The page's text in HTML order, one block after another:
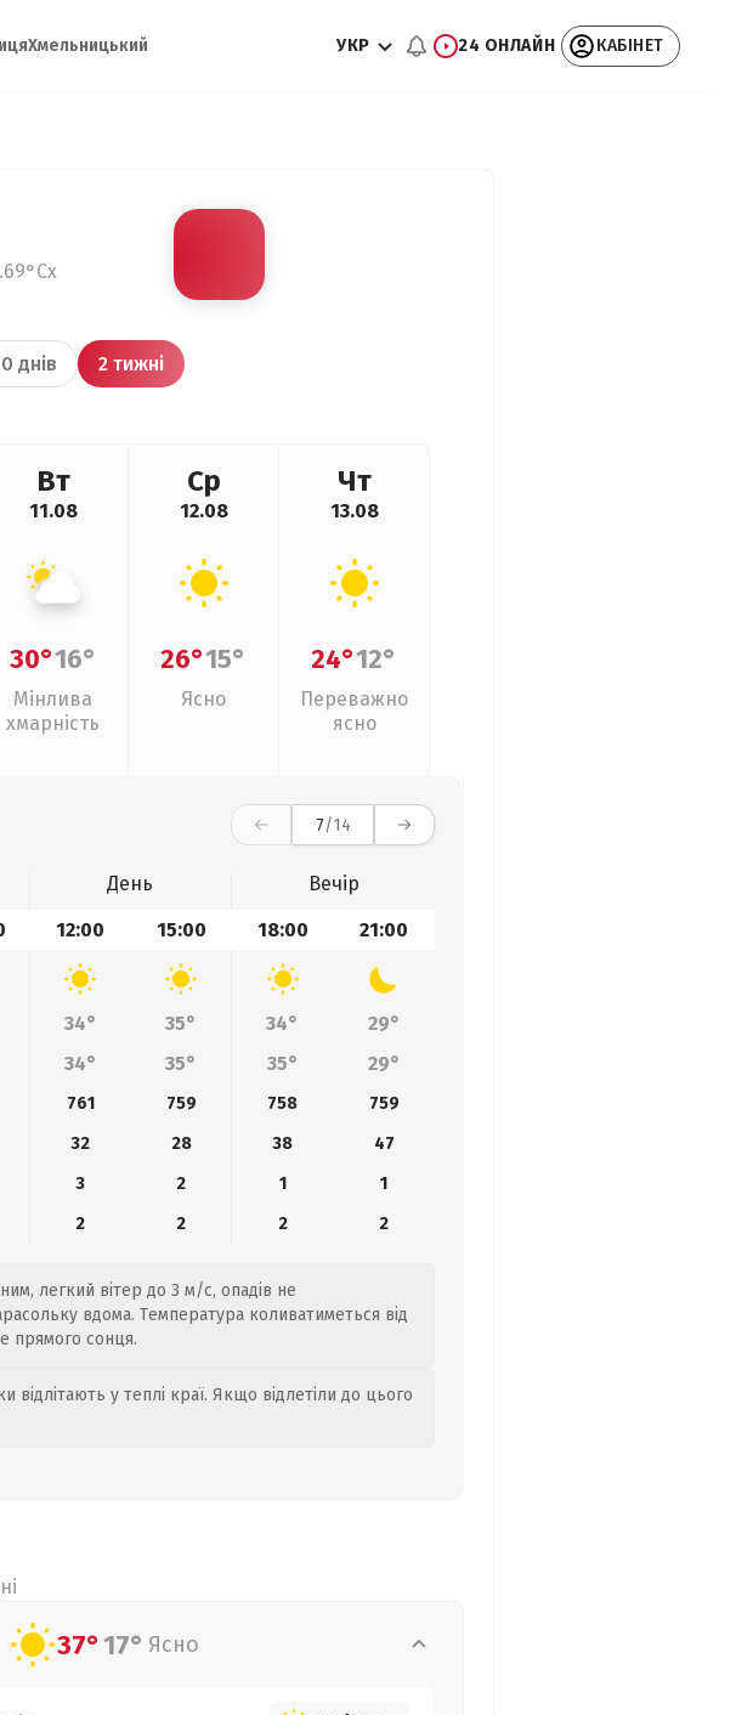
Хмельницький УКР 24 ОНЛАЙН КАБІНЕТ
днів 2 тижні
Вт
11.08
30°16°
Мінлива
хмарність
Ср
12.08
26°15°
Ясно
Чт
13.08
24°12°
Переважно
ясно
7/14
День
Вечір
12:00 15:00 18:00 21:00
34° 35° 34°
29°
34° 35° 35° 29°
761 759 758
759
32 28 38
47
3 2 1
1
2 2 2 2
легкий вітер до 3 м/с, опадів не
вдома. Температура коливатиметься від
прямого сонця.
відлітають у теплі краї. Якщо відлетіли до цього
37°17° Ясно